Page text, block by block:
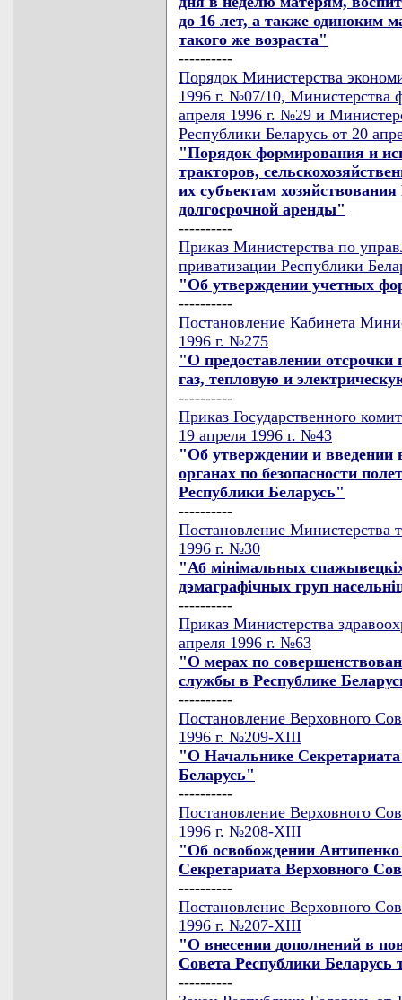
до 16 лет, а также одиноким
такого же возраста"
----------
Порядок Министерства
1996 г. №07/10, Министерства
апреля 1996 г. №29 и
Республики Беларусь от 20
"Порядок формирования и
тракторов,
их субъектам
долгосрочной аренды"
----------
Приказ Министерства по
приватизации Республики
"Об утверждении учетных
----------
Постановление Кабинета
1996 г. №275
"О предоставлении отсрочки
газ, тепловую и
----------
Приказ Государственного
19 апреля 1996 г. №43
"Об утверждении и введении
органах по безопасности
Республики Беларусь"
----------
Постановление Министерства
1996 г. №30
"Аб мiнiмальных
дэмаграфiчных груп
----------
Приказ Министерства
апреля 1996 г. №63
"О мерах по
службы в Республике
----------
Постановление Верховного
1996 г. №209-XIII
"О Начальнике
Беларусь"
----------
Постановление Верховного
1996 г. №208-XIII
"Об освобождении
Секретариата Верховного
----------
Постановление Верховного
1996 г. №207-XIII
"О внесении дополнений в
Совета Республики Беларусь
----------